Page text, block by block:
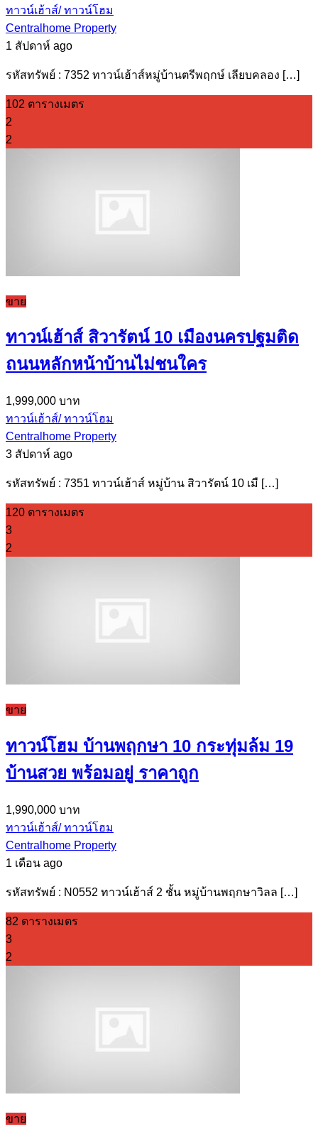
ทาวน์เฮ้าส์/ ทาวน์โฮม
Centralhome Property
1 สัปดาห์ ago
รหัสทรัพย์ : 7352 ทาวน์เฮ้าส์หมู่บ้านตรีพฤกษ์ เลียบคลอง […]
102 ตารางเมตร
2
2
ขาย
ทาวน์เฮ้าส์ สิวารัตน์ 10 เมืองนครปฐมติด
ถนนหลักหน้าบ้านไม่ชนใคร
1,999,000 บาท
ทาวน์เฮ้าส์/ ทาวน์โฮม
Centralhome Property
3 สัปดาห์ ago
รหัสทรัพย์ : 7351 ทาวน์เฮ้าส์ หมู่บ้าน สิวารัตน์ 10 เมื […]
120 ตารางเมตร
3
2
ขาย
ทาวน์โฮม บ้านพฤกษา 10 กระทุ่มล้ม 19
บ้านสวย พร้อมอยู่ ราคาถูก
1,990,000 บาท
ทาวน์เฮ้าส์/ ทาวน์โฮม
Centralhome Property
1 เดือน ago
รหัสทรัพย์ : N0552 ทาวน์เฮ้าส์ 2 ชั้น หมู่บ้านพฤกษาวิลล […]
82 ตารางเมตร
3
2
ขาย